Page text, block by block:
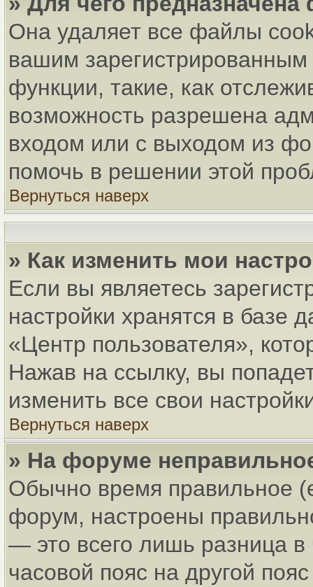
Она удаляет все файлы
вашим
функции, такие, как
возможность разрешена
входом или с выходом из
помочь в решении этой
Вернуться наверх
» Как изменить мои
Если вы являетесь
настройки хранятся в базе
«Центр пользователя»,
Нажав на ссылку, вы
изменить все свои
Вернуться наверх
» На форуме
Обычно время правильное
форум, настроены
— это всего лишь разница
часовой пояс на другой